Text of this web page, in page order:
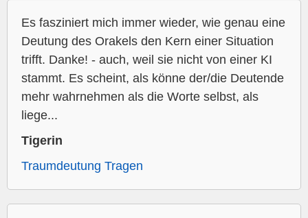
Es fasziniert mich immer wieder, wie genau eine
Deutung des Orakels den Kern einer Situation
trifft. Danke! - auch, weil sie nicht von einer KI
stammt. Es scheint, als könne der/die Deutende
mehr wahrnehmen als die Worte selbst, als
liege...
Tigerin
Traumdeutung Tragen